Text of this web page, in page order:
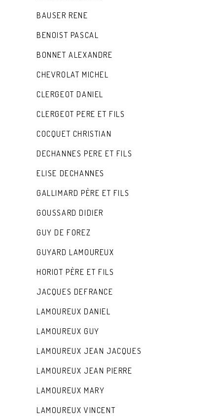
BAUSER RENE
BENOIST PASCAL
BONNET ALEXANDRE
CHEVROLAT MICHEL
CLERGEOT DANIEL
CLERGEOT PERE ET FILS
COCQUET CHRISTIAN
DECHANNES PERE ET FILS
ELISE DECHANNES
GALLIMARD PÈRE ET FILS
GOUSSARD DIDIER
GUY DE FOREZ
GUYARD LAMOUREUX
HORIOT PÈRE ET FILS
JACQUES DEFRANCE
LAMOUREUX DANIEL
LAMOUREUX GUY
LAMOUREUX JEAN JACQUES
LAMOUREUX JEAN PIERRE
LAMOUREUX MARY
LAMOUREUX VINCENT